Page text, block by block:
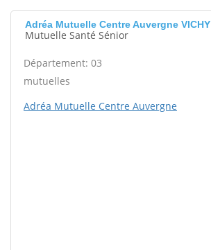
Adréa Mutuelle Centre Auvergne VICHY
Mutuelle Santé Sénior
Département: 03
mutuelles
Adréa Mutuelle Centre Auvergne